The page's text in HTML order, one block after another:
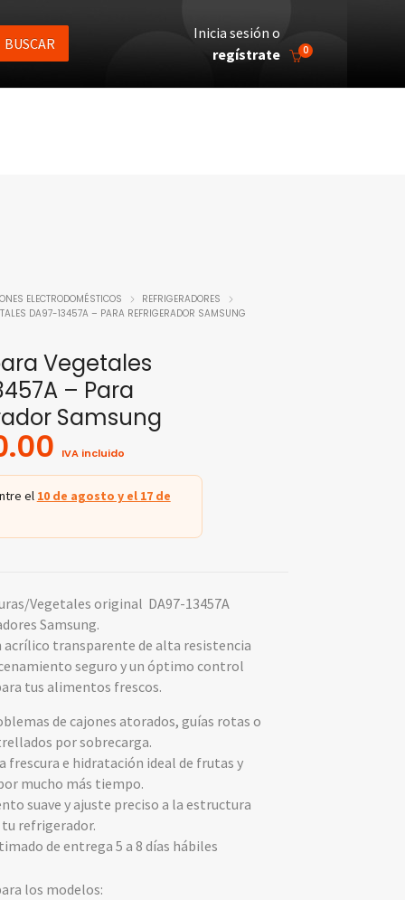
BUSCAR
Inicia sesión o
regístrate
0
ELECTRODOMÉSTICOS
REFRIGERADORES
DA97-13457A – PARA REFRIGERADOR SAMSUNG
Vegetales
– Para
Samsung
IVA incluido
el 10 de agosto y el 17 de
Vegetales original DA97-13457A
Samsung.
acrílico transparente de alta resistencia
seguro y un óptimo control
tus alimentos frescos.
de cajones atorados, guías rotas o
por sobrecarga.
frescura e hidratación ideal de frutas y
mucho más tiempo.
suave y ajuste preciso a la estructura
refrigerador.
de entrega 5 a 8 días hábiles
los modelos: